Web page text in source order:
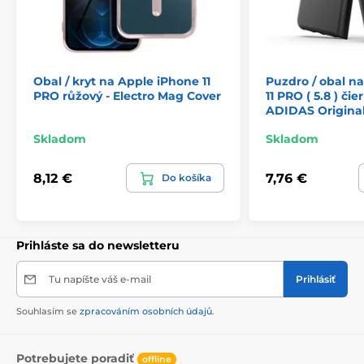
Obal / kryt na Apple iPhone 11
PRO růžový - Electro Mag Cover
Skladom
8,12 € Do košíka
Puzdro / obal
11 PRO ( 5.8 )
ADIDAS
Skladom
7,76 €
Prihláste sa do newsletteru
Tu napíšte váš e-mail Prihlásiť
Souhlasím se zpracováním osobních údajů.
Potrebujete poradiť offline